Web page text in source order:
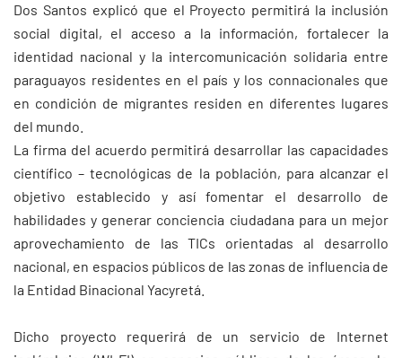
Dos Santos explicó que el Proyecto permitirá la inclusión
social digital, el acceso a la información, fortalecer la
identidad nacional y la intercomunicación solidaria entre
paraguayos residentes en el país y los connacionales que
en condición de migrantes residen en diferentes lugares
del mundo.
La firma del acuerdo permitirá desarrollar las capacidades
científico – tecnológicas de la población, para alcanzar el
objetivo establecido y así fomentar el desarrollo de
habilidades y generar conciencia ciudadana para un mejor
aprovechamiento de las TICs orientadas al desarrollo
nacional, en espacios públicos de las zonas de influencia de
la Entidad Binacional Yacyretá.
Dicho proyecto requerirá de un servicio de Internet